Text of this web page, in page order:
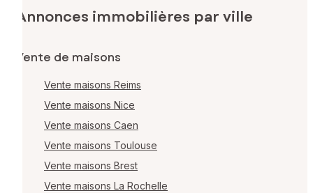
Annonces immobilières par ville
Vente de maisons
Vente maisons Reims
Vente maisons Nice
Vente maisons Caen
Vente maisons Toulouse
Vente maisons Brest
Vente maisons La Rochelle